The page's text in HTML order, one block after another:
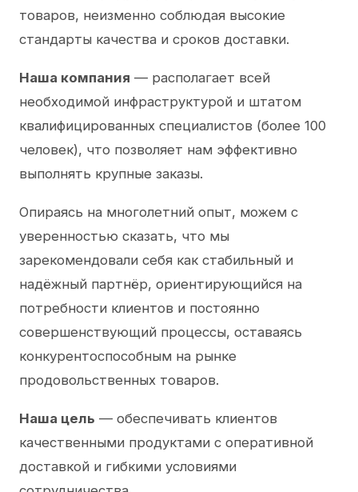
товаров, неизменно соблюдая высокие
стандарты качества и сроков доставки.
Наша компания — располагает всей
необходимой инфраструктурой и штатом
квалифицированных специалистов (более 100
человек), что позволяет нам эффективно
выполнять крупные заказы.
Опираясь на многолетний опыт, можем с
уверенностью сказать, что мы
зарекомендовали себя как стабильный и
надёжный партнёр, ориентирующийся на
потребности клиентов и постоянно
совершенствующий процессы, оставаясь
конкурентоспособным на рынке
продовольственных товаров.
Наша цель — обеспечивать клиентов
качественными продуктами с оперативной
доставкой и гибкими условиями